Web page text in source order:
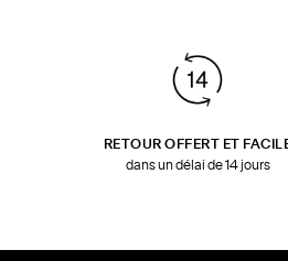
RETOUR OFFERT ET
dans un délai de 14 jours